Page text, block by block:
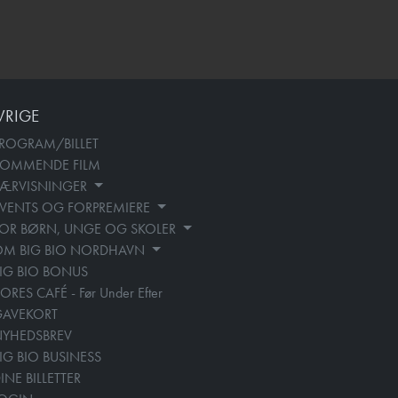
BILLET
FILM
OG FORPREMIERE
BØRN, UNGE OG SKOLER
BIG BIO NORDHAVN
BIO BONUS
CAFÉ - Før Under Efter
BIO BUSINESS
BILLETTER